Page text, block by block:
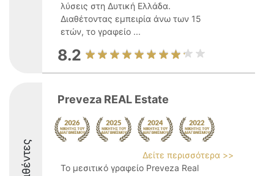
λύσεις στη Δυτική Ελλάδα.
Διαθέτοντας εμπειρία άνω των 15
ετών, το γραφείο ...
8.2
Preveza REAL Estate
Δείτε περισσότερα >>
Το μεσιτικό γραφείο Preveza Real